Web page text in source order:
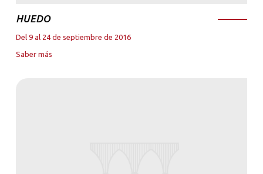
HUEDO
Del 9 al 24 de septiembre de 2016
Saber más